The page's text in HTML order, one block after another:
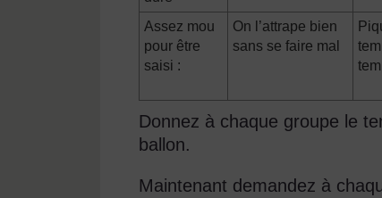
Assez mou
pour être
saisi :
On l’attrape bien
sans se faire mal
Donnez à chaque groupe le
ballon.
Maintenant demandez à